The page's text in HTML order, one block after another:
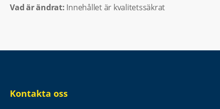
Vad är ändrat: Innehållet är kvalitetssäkrat
Kontakta oss